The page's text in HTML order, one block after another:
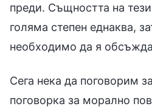
преди. Същността на
голяма степен еднаква,
необходимо да я
Сега нека да поговорим
поговорка за морално